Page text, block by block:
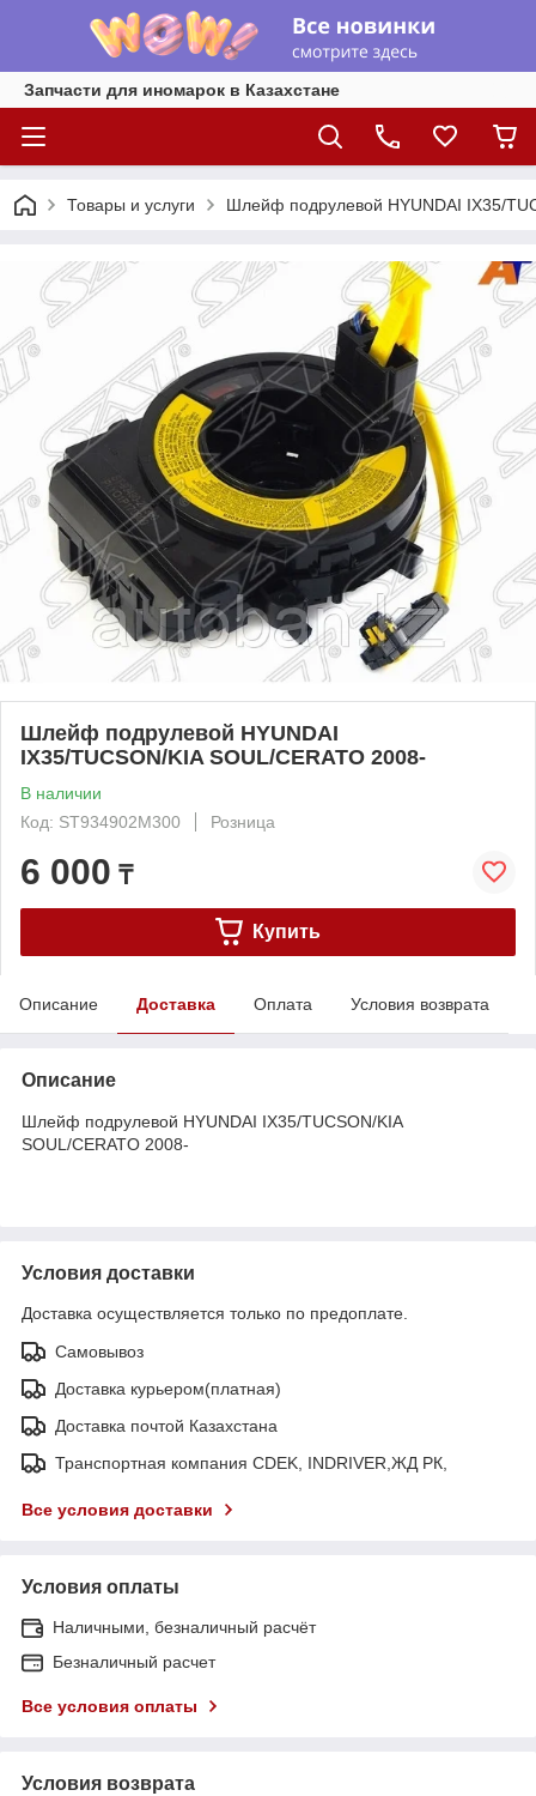
Запчасти для иномарок в Казахстане
Товары и услуги Шлейф подрулевой HYUNDAI IX35/
Шлейф подрулевой HYUNDAI
IX35/TUCSON/KIA SOUL/CERATO 2008-
В наличии
Код: ST934902M300
Розница
6 000 ₸
Купить
Описание Доставка Оплата Условия возврата
Описание
Шлейф подрулевой HYUNDAI IX35/TUCSON/KIA
SOUL/CERATO 2008-
Условия доставки
Доставка осуществляется только по предоплате.
Самовывоз
Доставка курьером(платная)
Доставка почтой Казахстана
Транспортная компания CDEK, INDRIVER,ЖД РК,
Все условия доставки
Условия оплаты
Наличными, безналичный расчёт
Безналичный расчет
Все условия оплаты
Условия возврата